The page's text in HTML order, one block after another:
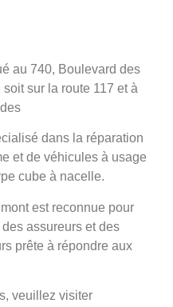
au 740, Boulevard des
sur la route 117 et à
dans la réparation
et de véhicules à usage
cube à nacelle.
est reconnue pour
assureurs et des
prête à répondre aux
veuillez visiter